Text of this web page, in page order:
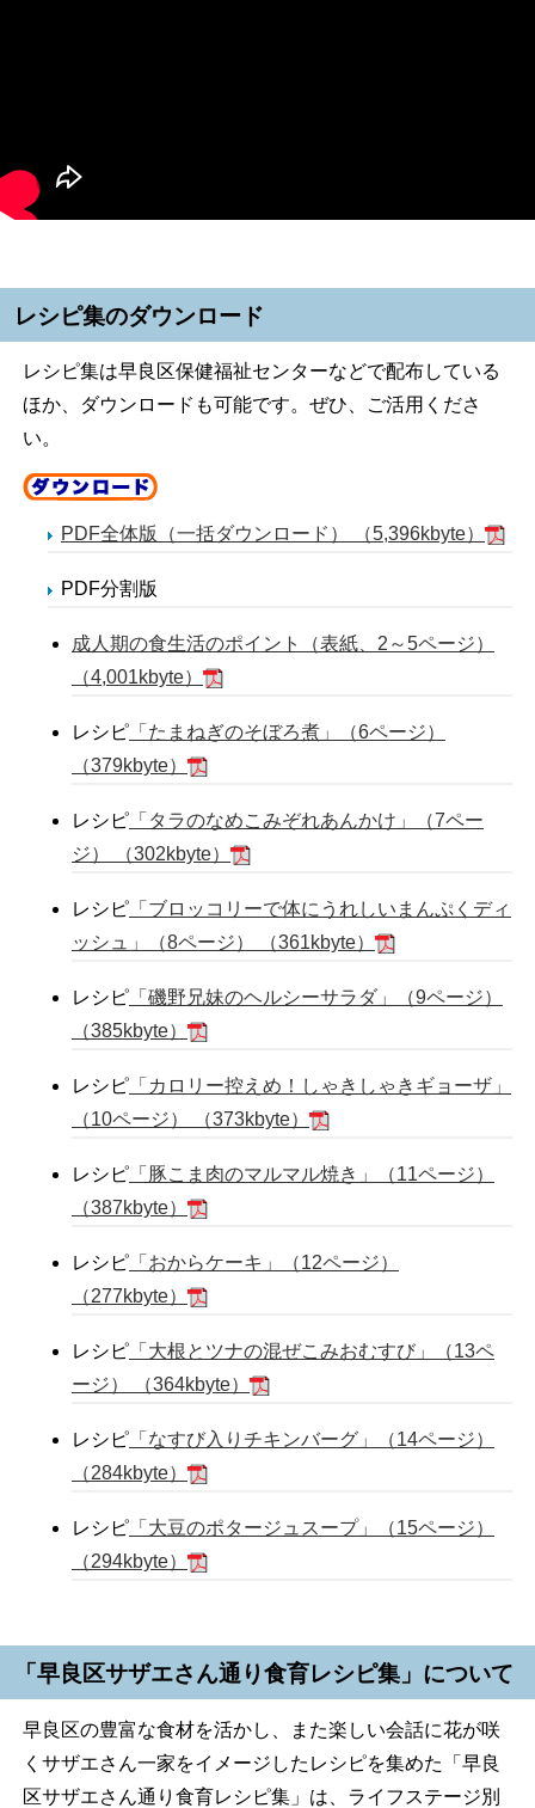
レシピ集のダウンロード
レシピ集は早良区保健福祉センターなどで配布している
ほか、ダウンロードも可能です。ぜひ、ご活用くださ
い。
PDF全体版（一括ダウンロード） （5,396kbyte）
PDF分割版
成人期の食生活のポイント（表紙、2～5ページ）
（4,001kbyte）
レシピ 「たまねぎのそぼろ煮」（6ページ）
（379kbyte）
レシピ 「タラのなめこみぞれあんかけ」（7ペー
ジ） （302kbyte）
レシピ 「ブロッコリーで体にうれしいまんぷくディ
ッシュ」（8ページ） （361kbyte）
レシピ 「磯野兄妹のヘルシーサラダ」（9ページ）
（385kbyte）
レシピ 「カロリー控えめ！しゃきしゃきギョーザ」
（10ページ） （373kbyte）
レシピ 「豚こま肉のマルマル焼き」（11ページ）
（387kbyte）
レシピ 「おからケーキ」（12ページ）
（277kbyte）
レシピ 「大根とツナの混ぜこみおむすび」（13ペ
ージ） （364kbyte）
レシピ 「なすび入りチキンバーグ」（14ページ）
（284kbyte）
レシピ 「大豆のポタージュスープ」（15ページ）
（294kbyte）
「早良区サザエさん通り食育レシピ集」について
早良区の豊富な食材を活かし、また楽しい会話に花が咲
くサザエさん一家をイメージしたレシピを集めた「早良
区サザエさん通り食育レシピ集」は、ライフステージ別